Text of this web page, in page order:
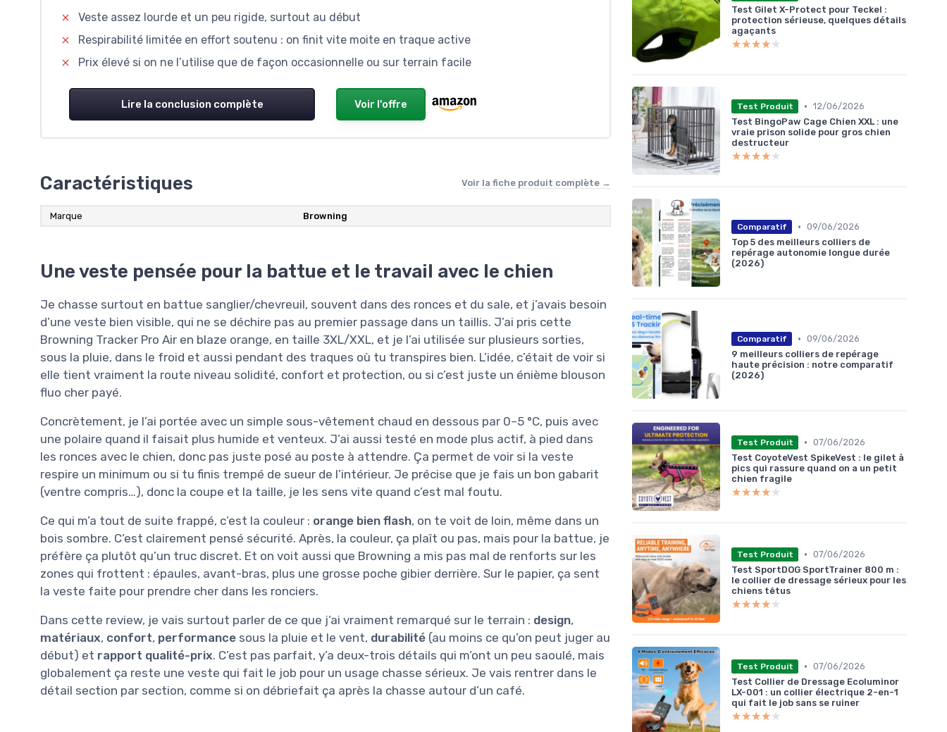
Veste assez lourde et un peu rigide, surtout au début
Respirabilité limitée en effort soutenu : on finit vite moite en traque active
Prix élevé si on ne l’utilise que de façon occasionnelle ou sur terrain facile
Lire la conclusion complète Voir l'offre
Caractéristiques Voir la fiche produit complète →
Marque Browning
Une veste pensée pour la battue et le travail avec le chien
Je chasse surtout en battue sanglier/chevreuil, souvent dans des ronces et du sale, et j’avais besoin
d’une veste bien visible, qui ne se déchire pas au premier passage dans un taillis. J’ai pris cette
Browning Tracker Pro Air en blaze orange, en taille 3XL/XXL, et je l’ai utilisée sur plusieurs sorties,
sous la pluie, dans le froid et aussi pendant des traques où tu transpires bien. L’idée, c’était de voir si
elle tient vraiment la route niveau solidité, confort et protection, ou si c’est juste un énième blouson
fluo cher payé.
Concrètement, je l’ai portée avec un simple sous-vêtement chaud en dessous par 0–5 °C, puis avec
une polaire quand il faisait plus humide et venteux. J’ai aussi testé en mode plus actif, à pied dans
les ronces avec le chien, donc pas juste posé au poste à attendre. Ça permet de voir si la veste
respire un minimum ou si tu finis trempé de sueur de l’intérieur. Je précise que je fais un bon gabarit
(ventre compris…), donc la coupe et la taille, je les sens vite quand c’est mal foutu.
Ce qui m’a tout de suite frappé, c’est la couleur : orange bien flash, on te voit de loin, même dans un
bois sombre. C’est clairement pensé sécurité. Après, la couleur, ça plaît ou pas, mais pour la battue, je
préfère ça plutôt qu’un truc discret. Et on voit aussi que Browning a mis pas mal de renforts sur les
zones qui frottent : épaules, avant-bras, plus une grosse poche gibier derrière. Sur le papier, ça sent
la veste faite pour prendre cher dans les ronciers.
Dans cette review, je vais surtout parler de ce que j’ai vraiment remarqué sur le terrain : design,
matériaux, confort, performance sous la pluie et le vent, durabilité (au moins ce qu’on peut juger au
début) et rapport qualité-prix. C’est pas parfait, y’a deux-trois détails qui m’ont un peu saoulé, mais
globalement ça reste une veste qui fait le job pour un usage chasse sérieux. Je vais rentrer dans le
détail section par section, comme si on débriefait ça après la chasse autour d’un café.
Test Gilet X-Protect pour Teckel :
protection sérieuse, quelques détails
agaçants
★★★★★
★★★★★
Test Produit • 12/06/2026
Test BingoPaw Cage Chien XXL : une
vraie prison solide pour gros chien
destructeur
★★★★★
★★★★★
Comparatif • 09/06/2026
Top 5 des meilleurs colliers de
repérage autonomie longue durée
(2026)
Comparatif • 09/06/2026
9 meilleurs colliers de repérage
haute précision : notre comparatif
(2026)
Test Produit • 07/06/2026
Test CoyoteVest SpikeVest : le gilet à
pics qui rassure quand on a un petit
chien fragile
★★★★★
★★★★★
Test Produit • 07/06/2026
Test SportDOG SportTrainer 800 m :
le collier de dressage sérieux pour les
chiens têtus
★★★★★
★★★★★
Test Produit • 07/06/2026
Test Collier de Dressage Ecoluminor
LX-001 : un collier électrique 2-en-1
qui fait le job sans se ruiner
★★★★★
★★★★★